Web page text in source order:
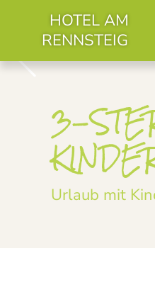
HOTEL AM
RENNSTEIG
3-
Urlaub mit